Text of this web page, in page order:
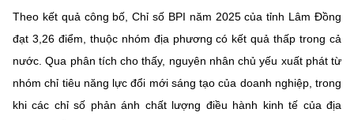
©2026 Bản quyền thuộc Bộ Khoa Học và Công Nghệ
(Ghi rõ nguồn "https://mst.gov.vn" khi phát hành lại thông tin từ
Theo kết quả công bố, Chỉ số BPI năm 2025 của tỉnh Lâm Đồng
đạt 3,26 điểm, thuộc nhóm địa phương có kết quả thấp trong cả
nước. Qua phân tích cho thấy, nguyên nhân chủ yếu xuất phát từ
nhóm chỉ tiêu năng lực đổi mới sáng tạo của doanh nghiệp, trong
khi các chỉ số phản ánh chất lượng điều hành kinh tế của địa